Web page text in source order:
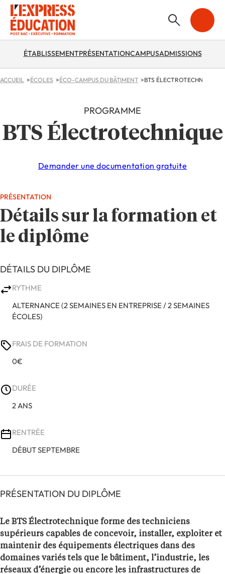
ÉTABLISSEMENTPRÉSENTATIONCAMPUSADMISSIONS
ACCUEIL ÉCOLES ÉCO-CAMPUS DU BÂTIMENT BTS ÉLECTROTECHNIQUE
PROGRAMME
BTS Électrotechnique
Demander une documentation gratuite
PRÉSENTATION
Détails sur la formation et
le diplôme
DÉTAILS DU DIPLÔME
RYTHME
ALTERNANCE (2 SEMAINES EN ENTREPRISE / 2 SEMAINES
ÉCOLES)
FRAIS DE FORMATION
0€
DURÉE
2 ANS
RENTRÉE
DÉBUT SEPTEMBRE
PRÉSENTATION DU DIPLÔME
Le BTS Électrotechnique forme des techniciens
supérieurs capables de concevoir, installer, exploiter et
maintenir des équipements électriques dans des
domaines variés tels que le bâtiment, l’industrie, les
réseaux d’énergie ou encore les infrastructures de